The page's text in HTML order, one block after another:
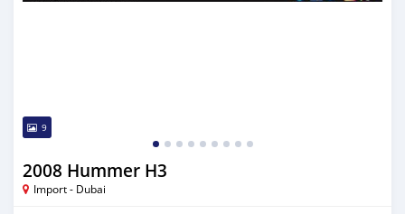
9
2008 Hummer H3
Import - Dubai